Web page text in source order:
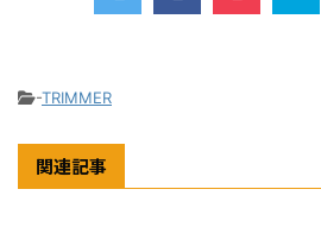
-TRIMMER
関連記事